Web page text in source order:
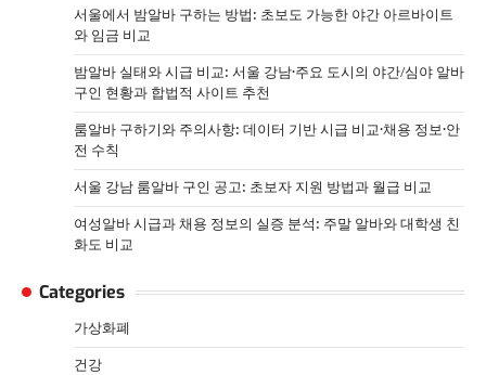
서울에서 밤알바 구하는 방법: 초보도 가능한 야간 아르바이트
와 임금 비교
밤알바 실태와 시급 비교: 서울 강남·주요 도시의 야간/심야 알바
구인 현황과 합법적 사이트 추천
룸알바 구하기와 주의사항: 데이터 기반 시급 비교·채용 정보·안
전 수칙
서울 강남 룸알바 구인 공고: 초보자 지원 방법과 월급 비교
여성알바 시급과 채용 정보의 실증 분석: 주말 알바와 대학생 친
화도 비교
Categories
가상화폐
건강